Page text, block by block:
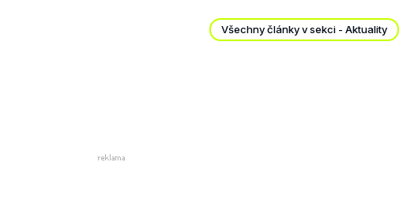
Všechny články v sekci - Aktuality